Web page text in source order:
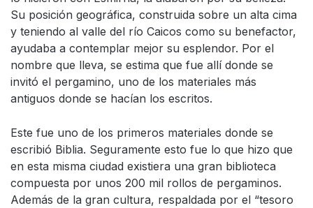
Su posición geográfica, construida sobre un alta cima
y teniendo al valle del río Caicos como su benefactor,
ayudaba a contemplar mejor su esplendor. Por el
nombre que lleva, se estima que fue allí donde se
invitó el pergamino, uno de los materiales más
antiguos donde se hacían los escritos.
Este fue uno de los primeros materiales donde se
escribió Biblia. Seguramente esto fue lo que hizo que
en esta misma ciudad existiera una gran biblioteca
compuesta por unos 200 mil rollos de pergaminos.
Además de la gran cultura, respaldada por el “tesoro